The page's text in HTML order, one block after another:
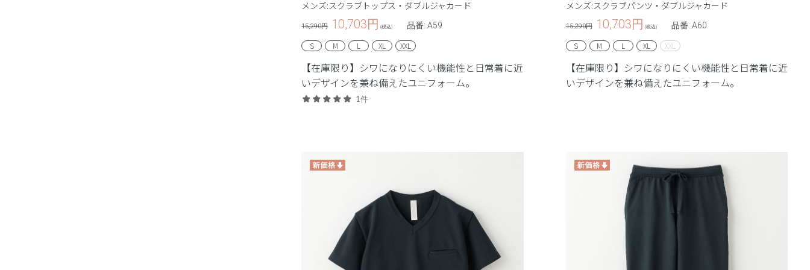
メンズ:スクラブトップス・ダブルジャカード
15,290円 10,703円 (税込) 品番: A59
S M L XL XXL
【在庫限り】シワになりにくい機能性と日常着に近
いデザインを兼ね備えたユニフォーム。
1件
メンズ:スクラブパンツ・ダブルジャカード
15,290円 10,703円 (税込) 品番: A60
S M L XL XXL
【在庫限り】シワになりにくい機能性と日常着に近
いデザインを兼ね備えたユニフォーム。